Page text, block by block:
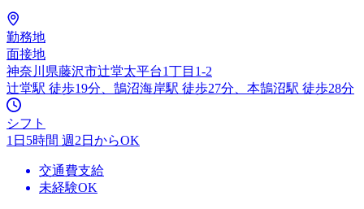
勤務地
面接地
神奈川県藤沢市辻堂太平台1丁目1-2
辻堂駅 徒歩19分、鵠沼海岸駅 徒歩27分、本鵠沼駅 徒歩28分
シフト
1日5時間 週2日からOK
交通費支給
未経験OK